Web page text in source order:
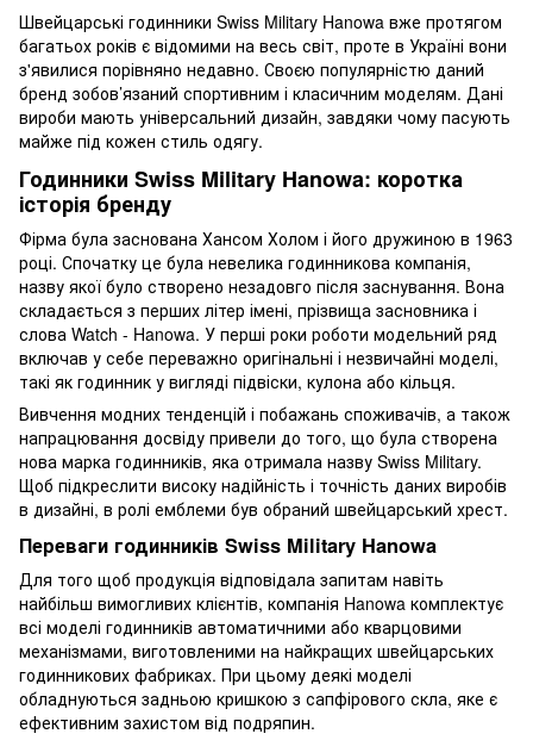
Швейцарські годинники Swiss Military Hanowa вже протягом
багатьох років є відомими на весь світ, проте в Україні вони
з'явилися порівняно недавно. Своєю популярністю даний
бренд зобов’язаний спортивним і класичним моделям. Дані
вироби мають універсальний дизайн, завдяки чому пасують
майже під кожен стиль одягу.
Годинники Swiss Military Hanowa: коротка
історія бренду
Фірма була заснована Хансом Холом і його дружиною в 1963
році. Спочатку це була невелика годинникова компанія,
назву якої було створено незадовго після заснування. Вона
складається з перших літер імені, прізвища засновника і
слова Watch - Hanowa. У перші роки роботи модельний ряд
включав у себе переважно оригінальні і незвичайні моделі,
такі як годинник у вигляді підвіски, кулона або кільця.
Вивчення модних тенденцій і побажань споживачів, а також
напрацювання досвіду привели до того, що була створена
нова марка годинників, яка отримала назву Swiss Military.
Щоб підкреслити високу надійність і точність даних виробів
в дизайні, в ролі емблеми був обраний швейцарський хрест.
Переваги годинників Swiss Military Hanowa
Для того щоб продукція відповідала запитам навіть
найбільш вимогливих клієнтів, компанія Hanowa комплектує
всі моделі годинників автоматичними або кварцовими
механізмами, виготовленими на найкращих швейцарських
годинникових фабриках. При цьому деякі моделі
обладнуються задньою кришкою з сапфірового скла, яке є
ефективним захистом від подряпин.